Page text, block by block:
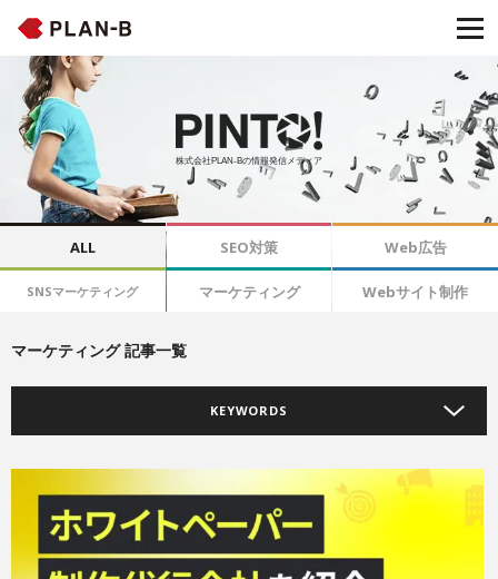
株式会社PLAN-Bの情報発信メディア
ALL SEO対策 Web広告
SNSマーケティング マーケティング Webサイト制作
マーケティング 記事一覧
KEYWORDS